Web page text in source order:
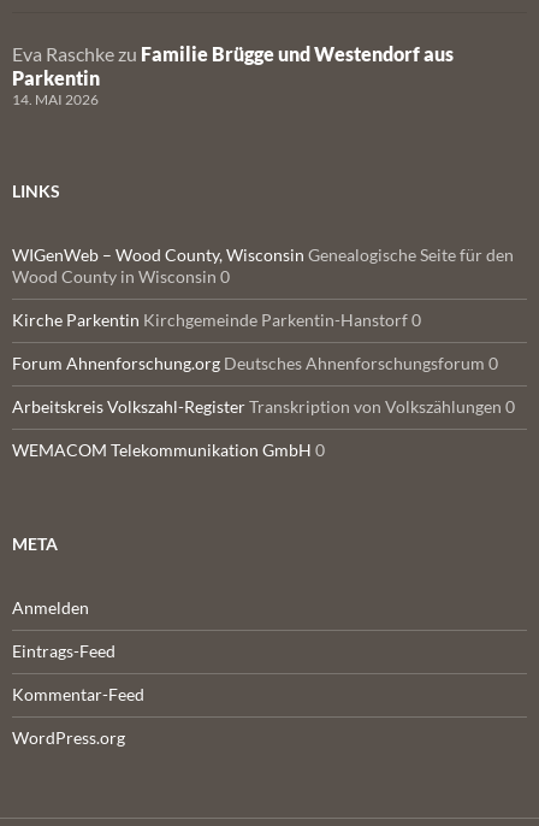
Eva Raschke zu Familie Brügge und Westendorf aus
Parkentin
14. MAI 2026
LINKS
WIGenWeb – Wood County, Wisconsin Genealogische Seite für den
Wood County in Wisconsin 0
Kirche Parkentin Kirchgemeinde Parkentin-Hanstorf 0
Forum Ahnenforschung.org Deutsches Ahnenforschungsforum 0
Arbeitskreis Volkszahl-RegisterTranskription von Volkszählungen 0
WEMACOM Telekommunikation GmbH 0
META
Anmelden
Eintrags-Feed
Kommentar-Feed
WordPress.org